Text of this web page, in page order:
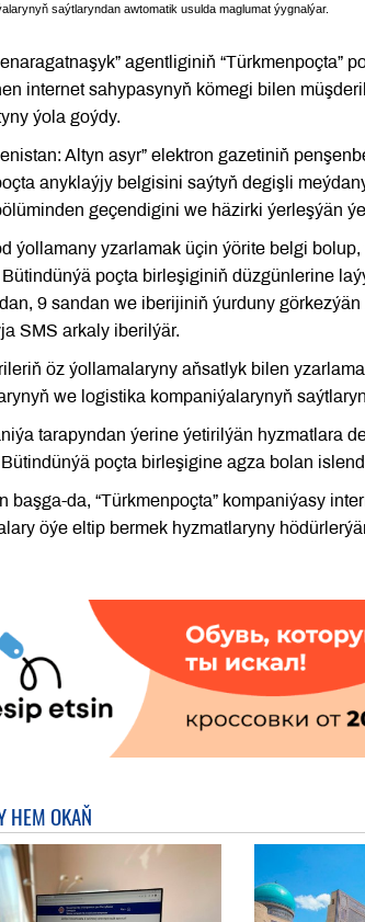
saýtlaryndan awtomatik usulda maglumat ýygnalýar.
agentliginiň “Türkmenpoçta”
internet sahypasynyň kömegi bilen
ýola goýdy.
Altyn asyr” elektron gazetiniň
anyklaýjy belgisini saýtyň degişli
geçendigini we häzirki ýerleşýän
ýollamany yzarlamak üçin ýörite belgi
Bütindünýä poçta birleşiginiň düzgünlerine
9 sandan we iberijiniň ýurduny
SMS arkaly iberilýär.
öz ýollamalaryny aňsatlyk bilen
we logistika kompaniýalarynyň
tarapyndan ýerine ýetirilýän hyzmatlara
poçta birleşigine agza bolan
başga-da, “Türkmenpoçta” kompaniýasy
öýe eltip bermek hyzmatlaryny
HEM OKAŇ